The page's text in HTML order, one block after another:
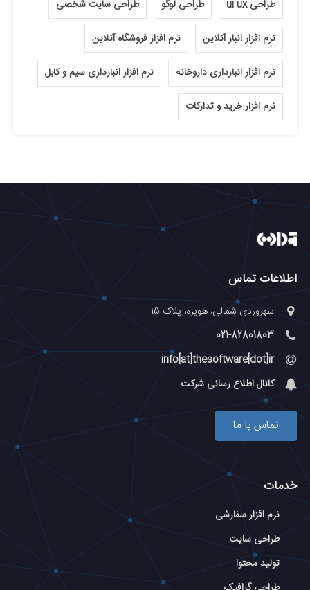
طراحی ui ux طراحی لوگو طراحی سایت شخصی
نرم افزار انبار آنلاین نرم افزار فروشگاه آنلاین
نرم افزار انبارداری داروخانه نرم افزار انبارداری سیم و کابل
نرم افزار خرید و تدارکات
اطلاعات تماس
سهروردی شمالی، هویزه، پلاک 15
021-82801803
info[at]thesoftware[dot]ir
کانال اطلاع رسانی شرکت
تماس با ما
خدمات
نرم افزار سفارشی
طراحی سایت
تولید محتوا